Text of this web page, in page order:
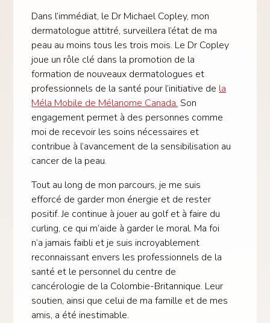
Dans l’immédiat, le Dr Michael Copley, mon
dermatologue attitré, surveillera l’état de ma
peau au moins tous les trois mois. Le Dr Copley
joue un rôle clé dans la promotion de la
formation de nouveaux dermatologues et
professionnels de la santé pour l’initiative dela
Méla Mobile de Mélanome Canada.Son
engagement permet à des personnes comme
moi de recevoir les soins nécessaires et
contribue à l’avancement de la sensibilisation au
cancer de la peau.
Tout au long de mon parcours, je me suis
efforcé de garder mon énergie et de rester
positif. Je continue à jouer au golf et à faire du
curling, ce qui m’aide à garder le moral. Ma foi
n’a jamais faibli et je suis incroyablement
reconnaissant envers les professionnels de la
santé et le personnel du centre de
cancérologie de la Colombie-Britannique. Leur
soutien, ainsi que celui de ma famille et de mes
amis, a été inestimable.